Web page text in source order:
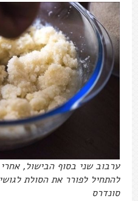
ערבוב שני בסוף הבישול,
להתחיל לפורר את הסולת
סונדרס